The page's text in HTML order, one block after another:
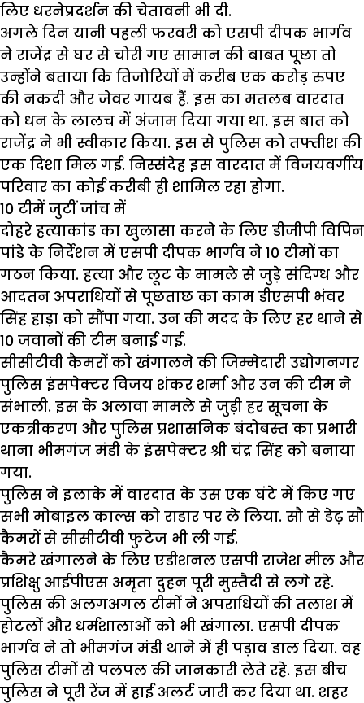
लिए धरनेप्रदर्शन की चेतावनी भी दी.
अगले दिन यानी पहली फरवरी को एसपी दीपक भार्गव
ने राजेंद्र से घर से चोरी गए सामान की बाबत पूछा तो
उन्होंने बताया कि तिजोरियों में करीब एक करोड़ रुपए
की नकदी और जेवर गायब हैं. इस का मतलब वारदात
को धन के लालच में अंजाम दिया गया था. इस बात को
राजेंद्र ने भी स्वीकार किया. इस से पुलिस को तफ्तीश की
एक दिशा मिल गई. निस्संदेह इस वारदात में विजयवर्गीय
परिवार का कोई करीबी ही शामिल रहा होगा.
10 टीमें जुटीं जांच में
दोहरे हत्याकांड का खुलासा करने के लिए डीजीपी विपिन
पांडे के निर्देशन में एसपी दीपक भार्गव ने 10 टीमों का
गठन किया. हत्या और लूट के मामले से जुड़े संदिग्ध और
आदतन अपराधियों से पूछताछ का काम डीएसपी भंवर
सिंह हाड़ा को सौंपा गया. उन की मदद के लिए हर थाने से
10 जवानों की टीम बनाई गई.
सीसीटीवी कैमरों को खंगालने की जिम्मेदारी उद्योगनगर
पुलिस इंसपेक्टर विजय शंकर शर्मा और उन की टीम ने
संभाली. इस के अलावा मामले से जुड़ी हर सूचना के
एकत्रीकरण और पुलिस प्रशासनिक बंदोबस्त का प्रभारी
थाना भीमगंज मंडी के इंसपेक्टर श्री चंद्र सिंह को बनाया
गया.
पुलिस ने इलाके में वारदात के उस एक घंटे में किए गए
सभी मोबाइल काल्स को राडार पर ले लिया. सौ से डेढ़ सौ
कैमरों से सीसीटीवी फुटेज भी ली गई.
कैमरे खंगालने के लिए एडीशनल एसपी राजेश मील और
प्रशिक्षु आईपीएस अमृता दुहन पूरी मुस्तैदी से लगे रहे.
पुलिस की अलगअगल टीमों ने अपराधियों की तलाश में
होटलों और धर्मशालाओं को भी खंगाला. एसपी दीपक
भार्गव ने तो भीमगंज मंडी थाने में ही पड़ाव डाल दिया. वह
पुलिस टीमों से पलपल की जानकारी लेते रहे. इस बीच
पुलिस ने पूरी रेंज में हाई अलर्ट जारी कर दिया था. शहर